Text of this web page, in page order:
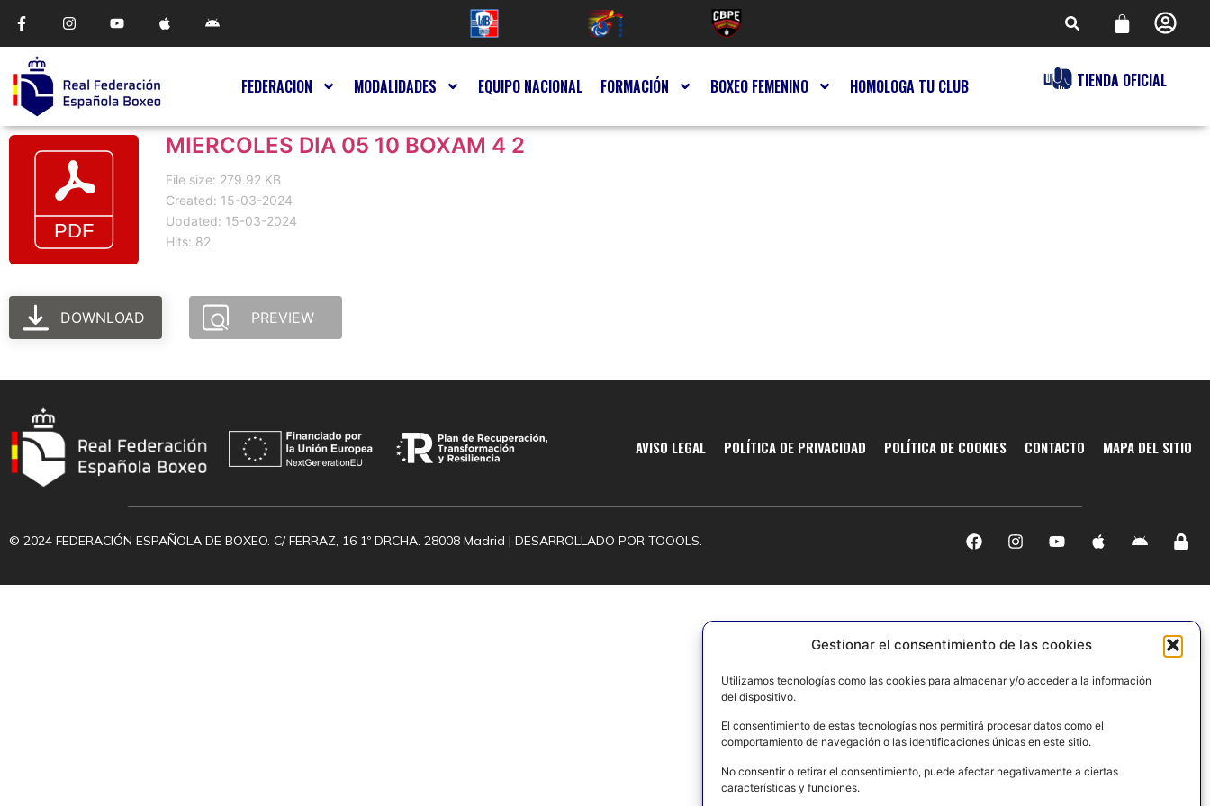
Gestionar el consentimiento de las cookies
Utilizamos tecnologías como las cookies para almacenar y/o acceder a la información
del dispositivo.
El consentimiento de estas tecnologías nos permitirá procesar datos como el
comportamiento de navegación o las identificaciones únicas en este sitio.
No consentir o retirar el consentimiento, puede afectar negativamente a ciertas
características y funciones.
FEDERACION MODALIDADES EQUIPO NACIONAL FORMACIÓN BOXEO FEMENINO HOMOLOGA TU CLUB TIENDA OFICIAL
MIERCOLES DIA 05 10 BOXAM 4 2
File size: 279.92 KB
Created: 15-03-2024
Updated: 15-03-2024
Hits: 82
DOWNLOAD PREVIEW
AVISO LEGAL POLÍTICA DE PRIVACIDAD POLÍTICA DE COOKIES CONTACTO MAPA DEL SITIO
© 2024 FEDERACIÓN ESPAÑOLA DE BOXEO. C/ FERRAZ, 16 1º DRCHA. 28008 Madrid | DESARROLLADO POR TOOOLS.